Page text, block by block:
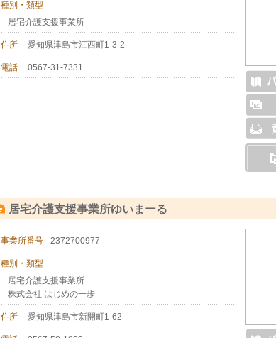
種別・類型
居宅介護支援事業所
住所 愛知県津島市江西町1-3-2
電話 0567-31-7331
居宅介護支援事業所ゆいまーる
事業所番号 2372700977
種別・類型
居宅介護支援事業所
株式会社 はじめの一歩
住所 愛知県津島市新開町1-62